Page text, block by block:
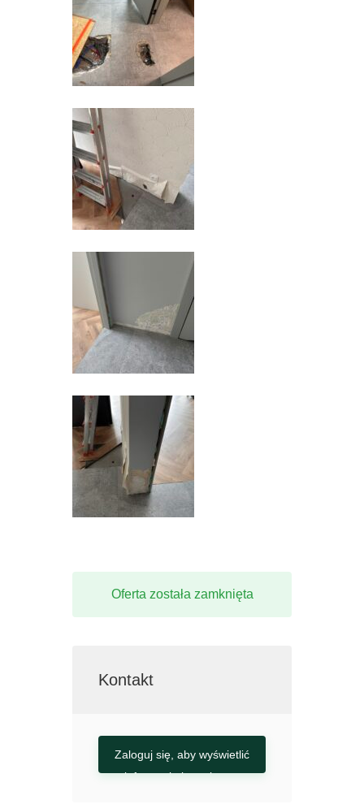
Oferta została zamknięta
Kontakt
Zaloguj się, aby wyświetlić
informacje kontaktowe